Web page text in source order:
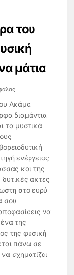
του
μάτια
Ακάμα
διαμάντια
τα μυστικά
ενέργειας
και της
ακτές
στο ευρύ
σου
να
της
της φυσική
πάνω σε
σχηματίζει